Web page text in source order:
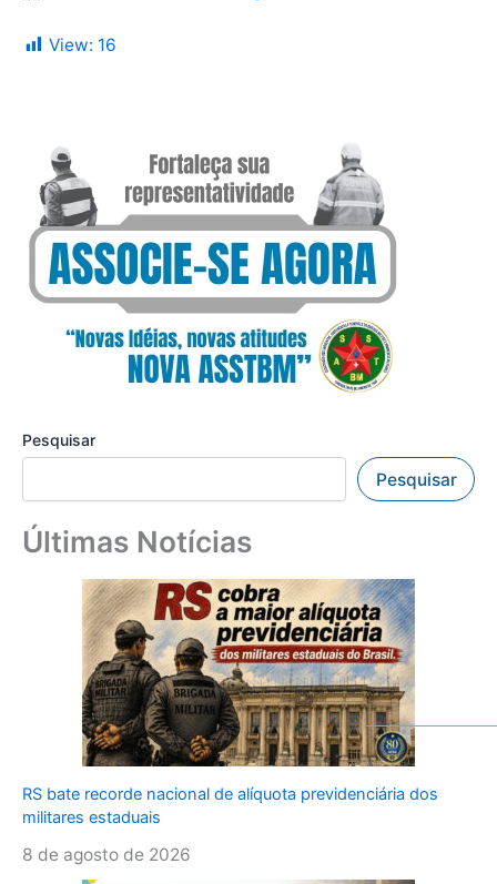
View: 16
Pesquisar
Pesquisar
Últimas Notícias
RS bate recorde nacional de alíquota previdenciária dos
militares estaduais
8 de agosto de 2026